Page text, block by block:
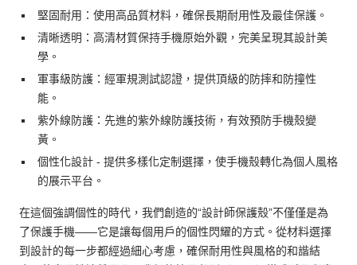
堅固耐用： 使用高品質材料，確保長期耐用性及最佳保護。
清晰透明： 高清材質保持手機原始外觀，完美呈現其設計美
學。
軍事級防護： 經軍規測試認證，提供頂級的防摔和防撞性
能。
紫外線防護： 先進的紫外線防護技術，有效預防手機殼變
黃。
個性化設計- 提供多樣化定制選擇，使手機殼轉化為個人風格
的展示平台。
在這個強調個性的時代，我們創造的“設計師保護殼”不僅僅是為
了保護手機——它是讓每個用戶的個性閃耀的方式。從材料選擇
到設計的每一步都經過細心考慮，確保耐用性與風格的和諧結